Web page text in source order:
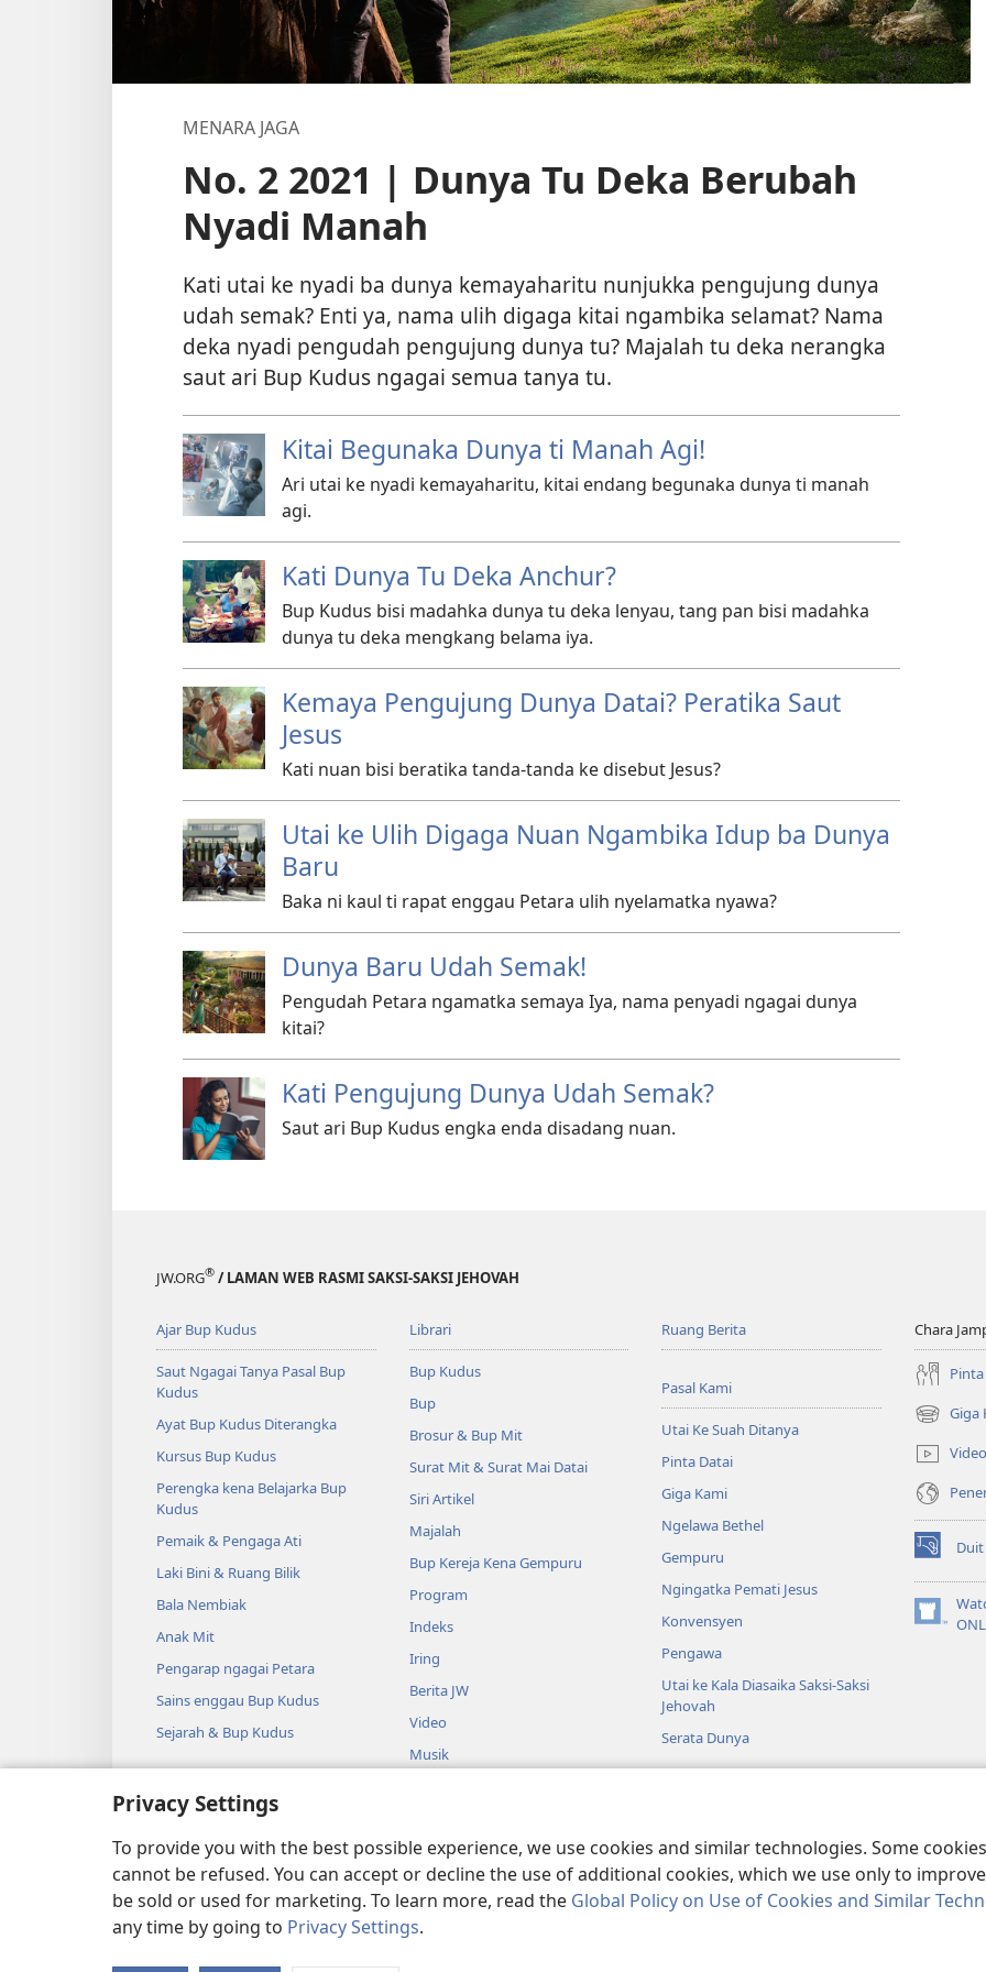
Privacy Settings
To provide you with the best possible experience, we use cookies and similar technologies. Some
cannot be refused. You can accept or decline the use of additional cookies, which we use only to
be sold or used for marketing. To learn more, read the Global Policy on Use of Cookies and Similar
any time by going to Privacy Settings.
MENARA JAGA
No. 2 2021 | Dunya Tu Deka Berubah
Nyadi Manah
Kati utai ke nyadi ba dunya kemayaharitu nunjukka pengujung dunya
udah semak? Enti ya, nama ulih digaga kitai ngambika selamat? Nama
deka nyadi pengudah pengujung dunya tu? Majalah tu deka nerangka
saut ari Bup Kudus ngagai semua tanya tu.
Kitai Begunaka Dunya ti Manah Agi!
Ari utai ke nyadi kemayaharitu, kitai endang begunaka dunya ti manah
agi.
Kati Dunya Tu Deka Anchur?
Bup Kudus bisi madahka dunya tu deka lenyau, tang pan bisi madahka
dunya tu deka mengkang belama iya.
Kemaya Pengujung Dunya Datai? Peratika Saut
Jesus
Kati nuan bisi beratika tanda-tanda ke disebut Jesus?
Utai ke Ulih Digaga Nuan Ngambika Idup ba Dunya
Baru
Baka ni kaul ti rapat enggau Petara ulih nyelamatka nyawa?
Dunya Baru Udah Semak!
Pengudah Petara ngamatka semaya Iya, nama penyadi ngagai dunya
kitai?
Kati Pengujung Dunya Udah Semak?
Saut ari Bup Kudus engka enda disadang nuan.
JW.ORG® / LAMAN WEB RASMI SAKSI-SAKSI JEHOVAH
Ajar Bup Kudus
Saut Ngagai Tanya Pasal Bup
Kudus
Ayat Bup Kudus Diterangka
Kursus Bup Kudus
Perengka kena Belajarka Bup
Kudus
Pemaik & Pengaga Ati
Laki Bini & Ruang Bilik
Bala Nembiak
Anak Mit
Pengarap ngagai Petara
Sains enggau Bup Kudus
Sejarah & Bup Kudus
Librari
Bup Kudus
Bup
Brosur & Bup Mit
Surat Mit & Surat Mai Datai
Siri Artikel
Majalah
Bup Kereja Kena Gempuru
Program
Indeks
Iring
Berita JW
Video
Musik
Dramatik
Ruang Berita
Pasal Kami
Utai Ke Suah Ditanya
Pinta Datai
Giga Kami
Ngelawa Bethel
Gempuru
Ngingatka Pemati Jesus
Konvensyen
Pengawa
Utai ke Kala Diasaika Saksi-Saksi
Jehovah
Serata Dunya
Chara
Giga
(opens
new
window)
Video
(opens
new
window)
(opens
Copyright© 2026 Watch Tower Bible and Tract Society of Pennsylvania.